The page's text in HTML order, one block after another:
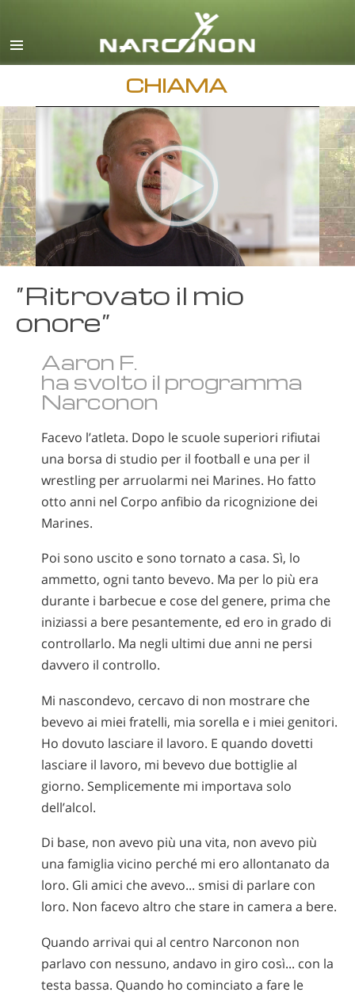
danese
greco
ungherese
italiano
macedone
portoghese
svedese
cinese
arabo
ucraino
croato
turco
Tutte le zone/lingue
CHIAMA
“Ritrovato il mio
onore”
Aaron F.
ha svolto il programma
Narconon
Facevo l’atleta. Dopo le scuole superiori rifiutai
una borsa di studio per il football e una per il
wrestling per arruolarmi nei Marines. Ho fatto
otto anni nel Corpo anfibio da ricognizione dei
Marines.
Poi sono uscito e sono tornato a casa. Sì, lo
ammetto, ogni tanto bevevo. Ma per lo più era
durante i barbecue e cose del genere, prima che
iniziassi a bere pesantemente, ed ero in grado di
controllarlo. Ma negli ultimi due anni ne persi
davvero il controllo.
Mi nascondevo, cercavo di non mostrare che
bevevo ai miei fratelli, mia sorella e i miei genitori.
Ho dovuto lasciare il lavoro. E quando dovetti
lasciare il lavoro, mi bevevo due bottiglie al
giorno. Semplicemente mi importava solo
dell’alcol.
Di base, non avevo più una vita, non avevo più
una famiglia vicino perché mi ero allontanato da
loro. Gli amici che avevo... smisi di parlare con
loro. Non facevo altro che stare in camera a bere.
Quando arrivai qui al centro Narconon non
parlavo con nessuno, andavo in giro così... con la
testa bassa. Quando ho cominciato a fare le